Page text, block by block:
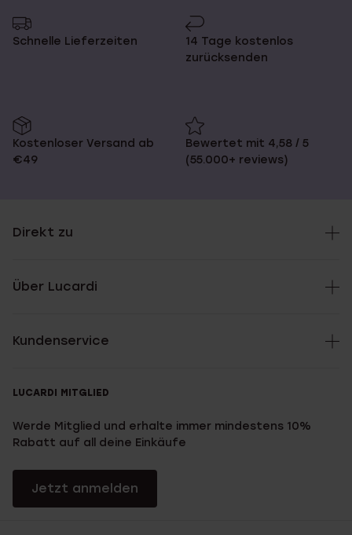
Schnelle Lieferzeiten
14 Tage kostenlos
zurücksenden
Kostenloser Versand ab
€49
Bewertet mit 4,58 / 5
(55.000+ reviews)
Direkt zu
Über Lucardi
Kundenservice
LUCARDI MITGLIED
Werde Mitglied und erhalte immer mindestens 10%
Rabatt auf all deine Einkäufe
Jetzt anmelden